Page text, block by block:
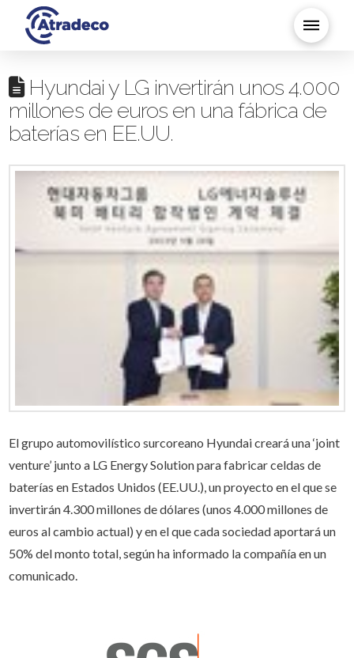
Hyundai y LG invertirán unos 4.000
millones de euros en una fábrica de
baterías en EE.UU.
El grupo automovilístico surcoreano Hyundai creará una ‘joint
venture’ junto a LG Energy Solution para fabricar celdas de
baterías en Estados Unidos (EE.UU.), un proyecto en el que se
invertirán 4.300 millones de dólares (unos 4.000 millones de
euros al cambio actual) y en el que cada sociedad aportará un
50% del monto total, según ha informado la compañía en un
comunicado.